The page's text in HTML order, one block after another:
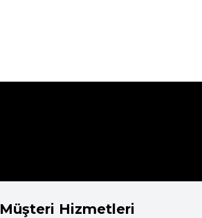
Müşteri Hizmetleri